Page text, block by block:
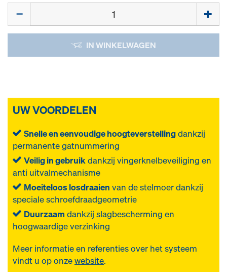
IN WINKELWAGEN
UW VOORDELEN
Snelle en eenvoudige hoogteverstellingdankzij
permanente gatnummering
Veilig in gebruikdankzij vingerknelbeveiliging en
anti uitvalmechanisme
Moeiteloos losdraaien van de stelmoer dankzij
speciale schroefdraadgeometrie
Duurzaam dankzij slagbescherming en
hoogwaardige verzinking
Meer informatie en referenties over het systeem
vindt u op onzewebsite.